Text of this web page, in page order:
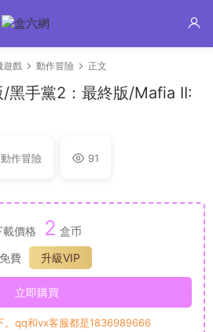
遊戲 動作冒險 正文
黑手黨2：最終版/Mafia II:
動作冒險 91
載價格 2 盒币
費
升級VIP
立即購買
。qq和vx客服都是1836989666